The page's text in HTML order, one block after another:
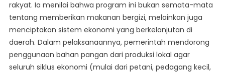
rakyat. Ia menilai bahwa program ini bukan semata-mata
tentang memberikan makanan bergizi, melainkan juga
menciptakan sistem ekonomi yang berkelanjutan di
daerah. Dalam pelaksanaannya, pemerintah mendorong
penggunaan bahan pangan dari produksi lokal agar
seluruh siklus ekonomi (mulai dari petani, pedagang kecil,